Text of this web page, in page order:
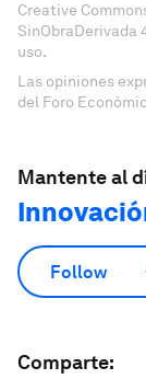
Creative
SinObraDerivada
uso.
Las opiniones
del Foro
Mantente al
Follow
Comparte: